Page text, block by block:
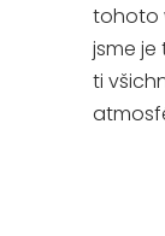
tohoto
jsme je
ti